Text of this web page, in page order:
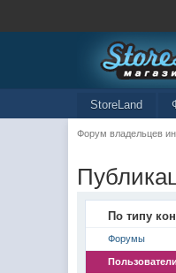
StoreLand
Форум владельцев
По типу
Форумы
Пользователи